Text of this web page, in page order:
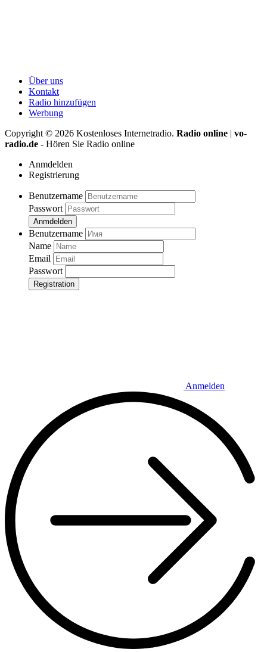
Über uns
Kontakt
Radio hinzufügen
Werbung
Copyright © 2026 Kostenloses Internetradio. Radio online | vo-
radio.de - Hören Sie Radio online
Anmdelden
Registrierung
Benutzername
Passwort
Anmdelden
Benutzername
Name
Email
Passwort
Registration
Anmelden